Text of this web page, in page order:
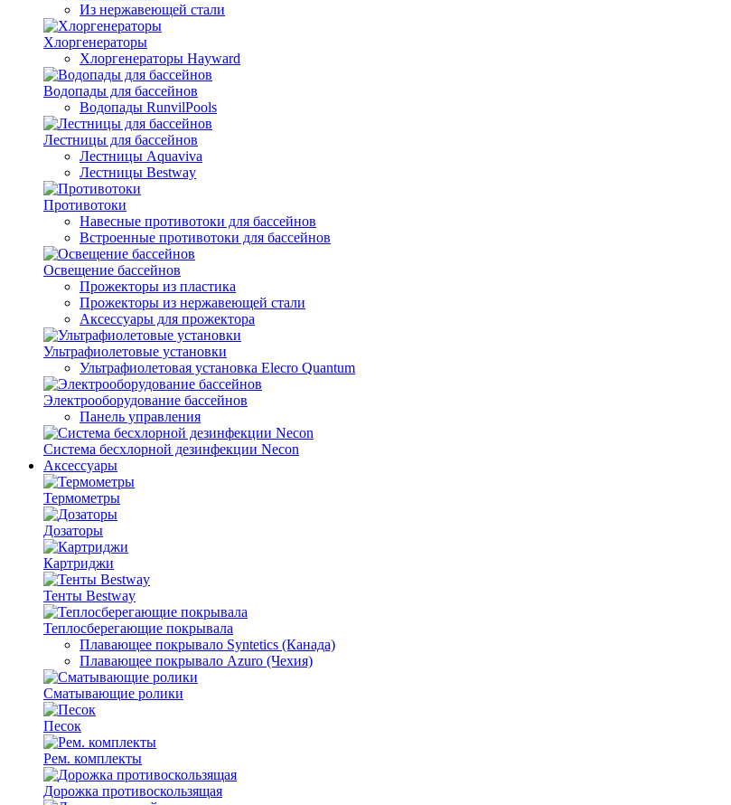
Из нержавеющей стали
Хлоргенераторы
Хлоргенераторы Hayward
Водопады для бассейнов
Водопады RunvilPools
Лестницы для бассейнов
Лестницы Aquaviva
Лестницы Bestway
Противотоки
Навесные противотоки для бассейнов
Встроенные противотоки для бассейнов
Освещение бассейнов
Прожекторы из пластика
Прожекторы из нержавеющей стали
Аксессуары для прожектора
Ультрафиолетовые установки
Ультрафиолетовая установка Elecro Quantum
Электрооборудование бассейнов
Панель управления
Система бесхлорной дезинфекции Necon
Аксессуары
Термометры
Дозаторы
Картриджи
Тенты Bestway
Теплосберегающие покрывала
Плавающее покрывало Syntetics (Канада)
Плавающее покрывало Azuro (Чехия)
Сматывающие ролики
Песок
Рем. комплекты
Дорожка противоскользящая